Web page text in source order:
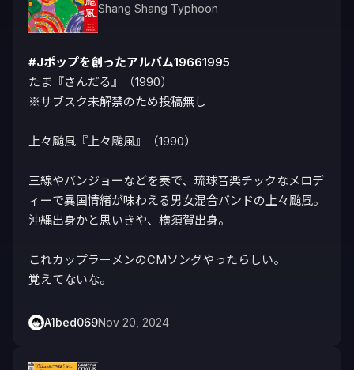
Shang Shang Typhoon
#Jポップを創ったアルバム19661995
たま『さんだる』（1990）
※サブスク未解禁のため投稿無し
上々颱風『上々颱風』（1990）
三線やバンジョーなどを奏で、琉球音楽チックなメロデ
ィーで異国情緒が味わえる男女混合バンドの上々颱風。
沖縄出身かと思いきや、横須賀出身。
これカップラーメンのCMソングやったらしい。
覚えてないな。
A1bed069Nov 20, 2024